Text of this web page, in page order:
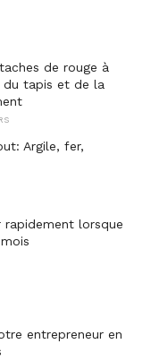
de rouge à
du tapis et de la
Argile, fer,
rapidement lorsque
entrepreneur en